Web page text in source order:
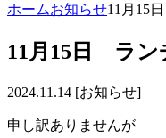
ホームお知らせ11月15
11月15日 ラン
2024.11.14 [お知らせ]
申し訳ありませんが